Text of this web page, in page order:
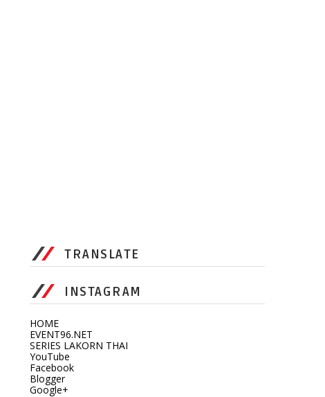
TRANSLATE
INSTAGRAM
HOME
EVENT96.NET
SERIES LAKORN THAI
YouTube
Facebook
Blogger
Google+